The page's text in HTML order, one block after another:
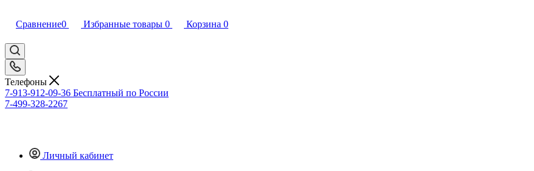
Сравнение0 Избранные товары 0 Корзина 0
Телефоны
7-913-912-09-36 Бесплатный по России
7-499-328-2267
Личный кабинет